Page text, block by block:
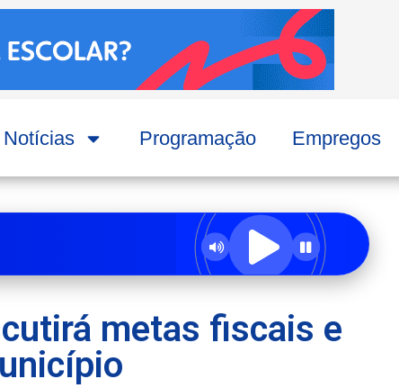
Notícias Programação Empregos
metas fiscais e